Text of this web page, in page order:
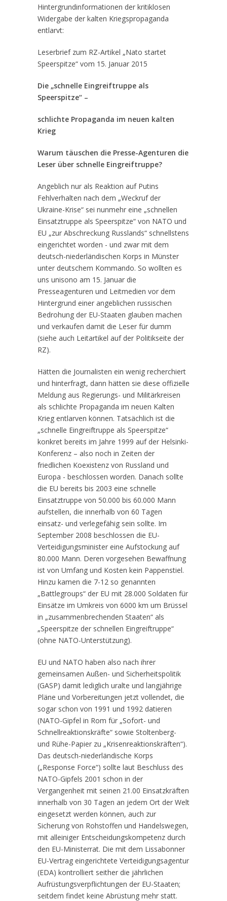
Hintergrundinformationen der kritiklosen
Widergabe der kalten Kriegspropaganda
entlarvt:
Leserbrief zum RZ-Artikel „Nato startet
Speerspitze“ vom 15. Januar 2015
Die „schnelle Eingreiftruppe als
Speerspitze“ –
schlichte Propaganda im neuen kalten
Krieg
Warum täuschen die Presse-Agenturen die
Leser über schnelle Eingreiftruppe?
Angeblich nur als Reaktion auf Putins
Fehlverhalten nach dem „Weckruf der
Ukraine-Krise“ sei nunmehr eine „schnellen
Einsatztruppe als Speerspitze“ von NATO und
EU „zur Abschreckung Russlands“ schnellstens
eingerichtet worden - und zwar mit dem
deutsch-niederländischen Korps in Münster
unter deutschem Kommando. So wollten es
uns unisono am 15. Januar die
Presseagenturen und Leitmedien vor dem
Hintergrund einer angeblichen russischen
Bedrohung der EU-Staaten glauben machen
und verkaufen damit die Leser für dumm
(siehe auch Leitartikel auf der Politikseite der
RZ).
Hätten die Journalisten ein wenig recherchiert
und hinterfragt, dann hätten sie diese offizielle
Meldung aus Regierungs- und Militärkreisen
als schlichte Propaganda im neuen Kalten
Krieg entlarven können. Tatsächlich ist die
„schnelle Eingreiftruppe als Speerspitze“
konkret bereits im Jahre 1999 auf der Helsinki-
Konferenz – also noch in Zeiten der
friedlichen Koexistenz von Russland und
Europa - beschlossen worden. Danach sollte
die EU bereits bis 2003 eine schnelle
Einsatztruppe von 50.000 bis 60.000 Mann
aufstellen, die innerhalb von 60 Tagen
einsatz- und verlegefähig sein sollte. Im
September 2008 beschlossen die EU-
Verteidigungsminister eine Aufstockung auf
80.000 Mann. Deren vorgesehen Bewaffnung
ist von Umfang und Kosten kein Pappenstiel.
Hinzu kamen die 7-12 so genannten
„Battlegroups“ der EU mit 28.000 Soldaten für
Einsätze im Umkreis von 6000 km um Brüssel
in „zusammenbrechenden Staaten“ als
„Speerspitze der schnellen Eingreiftruppe“
(ohne NATO-Unterstützung).
EU und NATO haben also nach ihrer
gemeinsamen Außen- und Sicherheitspolitik
(GASP) damit lediglich uralte und langjährige
Pläne und Vorbereitungen jetzt vollendet, die
sogar schon von 1991 und 1992 datieren
(NATO-Gipfel in Rom für „Sofort- und
Schnellreaktionskräfte“ sowie Stoltenberg-
und Rühe-Papier zu „Krisenreaktionskräften“).
Das deutsch-niederländische Korps
(„Response Force“) sollte laut Beschluss des
NATO-Gipfels 2001 schon in der
Vergangenheit mit seinen 21.00 Einsatzkräften
innerhalb von 30 Tagen an jedem Ort der Welt
eingesetzt werden können, auch zur
Sicherung von Rohstoffen und Handelswegen,
mit alleiniger Entscheidungskompetenz durch
den EU-Ministerrat. Die mit dem Lissabonner
EU-Vertrag eingerichtete Verteidigungsagentur
(EDA) kontrolliert seither die jährlichen
Aufrüstungsverpflichtungen der EU-Staaten;
seitdem findet keine Abrüstung mehr statt.